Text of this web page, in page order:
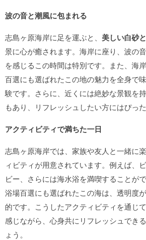
波の音と潮風に包まれる
志島ヶ原海岸に足を運ぶと、 美しい白砂
景に心が癒されます。海岸に座り、波の
を感じるこの時間は特別です。また、海
百選にも選ばれたこの地の魅力を全身で
験です。さらに、近くには絶妙な景観を
もあり、リフレッシュしたい方にはぴった
アクティビティで満ちた一日
志島ヶ原海岸では、家族や友人と一緒に
ィビティが用意されています。例えば、
ビー、さらには海水浴を満喫することが
浴場百選にも選ばれたこの海は、透明度
的です。こうしたアクティビティを通じ
感じながら、心身共にリフレッシュでき
ょう。